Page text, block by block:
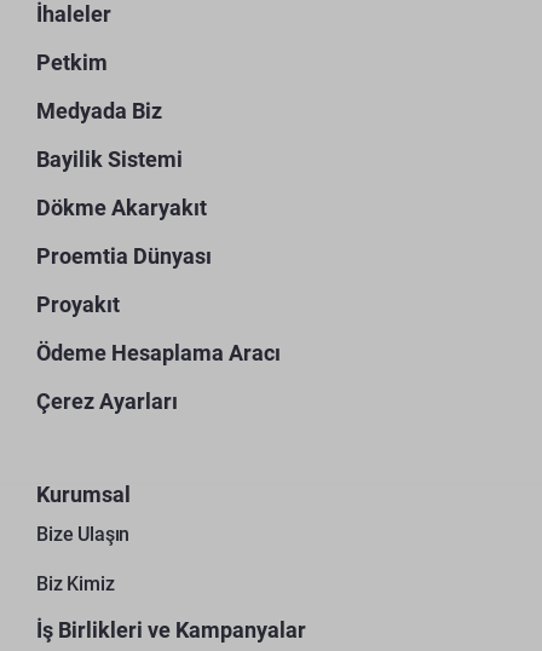
İhaleler
Petkim
Medyada Biz
Bayilik Sistemi
Dökme Akaryakıt
Proemtia Dünyası
Proyakıt
Ödeme Hesaplama Aracı
Çerez Ayarları
Kurumsal
Bize Ulaşın
Biz Kimiz
İş Birlikleri ve Kampanyalar